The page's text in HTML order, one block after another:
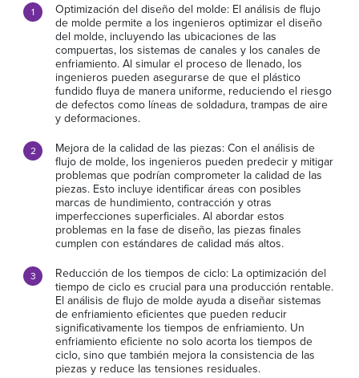
Optimización del diseño del molde: El análisis de flujo
de molde permite a los ingenieros optimizar el diseño
del molde, incluyendo las ubicaciones de las
compuertas, los sistemas de canales y los canales de
enfriamiento. Al simular el proceso de llenado, los
ingenieros pueden asegurarse de que el plástico
fundido fluya de manera uniforme, reduciendo el riesgo
de defectos como líneas de soldadura, trampas de aire
y deformaciones.
Mejora de la calidad de las piezas: Con el análisis de
flujo de molde, los ingenieros pueden predecir y mitigar
problemas que podrían comprometer la calidad de las
piezas. Esto incluye identificar áreas con posibles
marcas de hundimiento, contracción y otras
imperfecciones superficiales. Al abordar estos
problemas en la fase de diseño, las piezas finales
cumplen con estándares de calidad más altos.
Reducción de los tiempos de ciclo: La optimización del
tiempo de ciclo es crucial para una producción rentable.
El análisis de flujo de molde ayuda a diseñar sistemas
de enfriamiento eficientes que pueden reducir
significativamente los tiempos de enfriamiento. Un
enfriamiento eficiente no solo acorta los tiempos de
ciclo, sino que también mejora la consistencia de las
piezas y reduce las tensiones residuales.